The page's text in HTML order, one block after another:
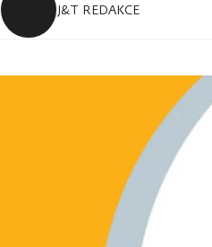
J&T REDAKCE